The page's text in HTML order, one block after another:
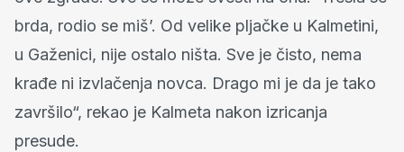
brda, rodio se miš’. Od velike pljačke u Kalmetini,
u Gaženici, nije ostalo ništa. Sve je čisto, nema
krađe ni izvlačenja novca. Drago mi je da je tako
završilo“, rekao je Kalmeta nakon izricanja
presude.